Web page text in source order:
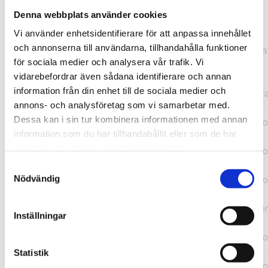
Denna webbplats använder cookies
Vi använder enhetsidentifierare för att anpassa innehållet
och annonserna till användarna, tillhandahålla funktioner
för sociala medier och analysera vår trafik. Vi
vidarebefordrar även sådana identifierare och annan
information från din enhet till de sociala medier och
annons- och analysföretag som vi samarbetar med.
Dessa kan i sin tur kombinera informationen med annan
information som du har tillhandahållit eller som de har
Nödvändig
Inställningar
Statistik
TypeError: "".concat(...).concat(...).replaceAll is not a
function at
https://webshop.pressbyran.se/_next/static/chunks/pages/
b1763451a2186f9e.js:1:11050 at Array.map
(<anonymous>) at K
(https://webshop.pressbyran.se/_next/static/chunks/pages/
b1763451a2186f9e.js:1:10836) at lk
(https://webshop.pressbyran.se/_next/static/chunks/
b241200379730ac0.js:1:129835) at i
(https://webshop.pressbyran.se/_next/static/chunks/
(https://webshop.pressbyran.se/_next/static/chunks/
https://webshop.pressbyran.se/_next/static/chunks/
b241200379730ac0.js:1:167872 at uI
(https://webshop.pressbyran.se/_next/static/chunks/
b241200379730ac0.js:1:167879) at uE
(https://webshop.pressbyran.se/_next/static/chunks/